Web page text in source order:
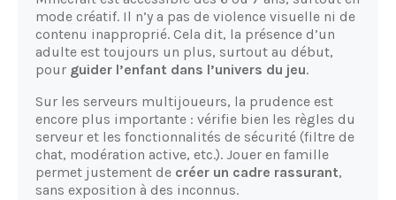
mode créatif. Il n’y a pas de violence visuelle ni de
contenu inapproprié. Cela dit, la présence d’un
adulte est toujours un plus, surtout au début,
pour guider l’enfant dans l’univers du jeu.
Sur les serveurs multijoueurs, la prudence est
encore plus importante : vérifie bien les règles du
serveur et les fonctionnalités de sécurité (filtre de
chat, modération active, etc.). Jouer en famille
permet justement de créer un cadre rassurant,
sans exposition à des inconnus.